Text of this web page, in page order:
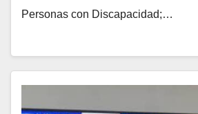
Personas con Discapacidad;…